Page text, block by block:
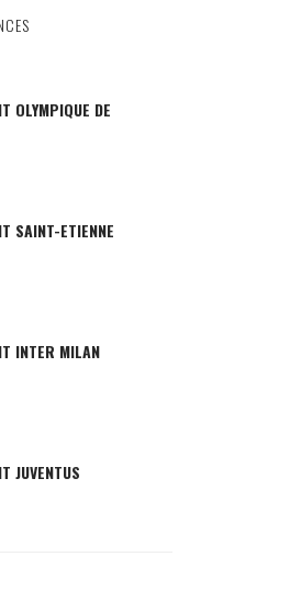
OLYMPIQUE DE
SAINT-ETIENNE
INTER MILAN
JUVENTUS